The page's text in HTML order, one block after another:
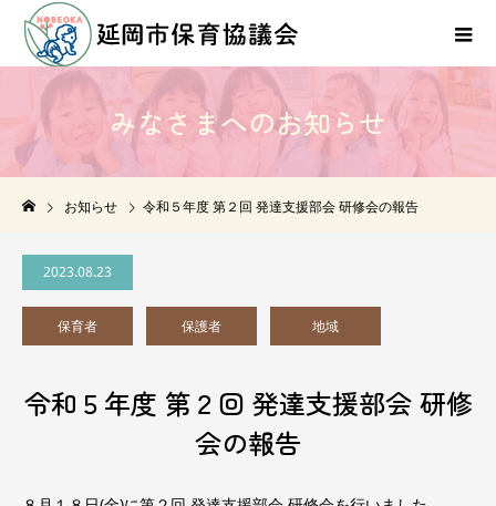
みなさ まへのお知らせ
お知らせ 令和５年度 第２回 発達支援部会 研修会の報告
2023.08.23
保育者 保護者 地域
令和５年度 第２回 発達支援部会 研修
会の報告